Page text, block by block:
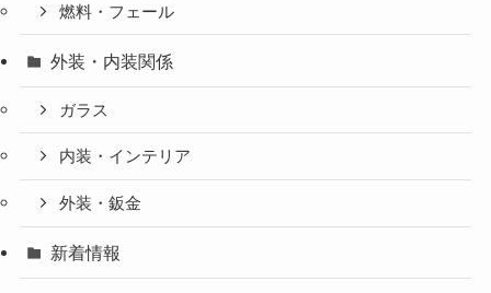
燃料・フェール
外装・内装関係
ガラス
内装・インテリア
外装・鈑金
新着情報